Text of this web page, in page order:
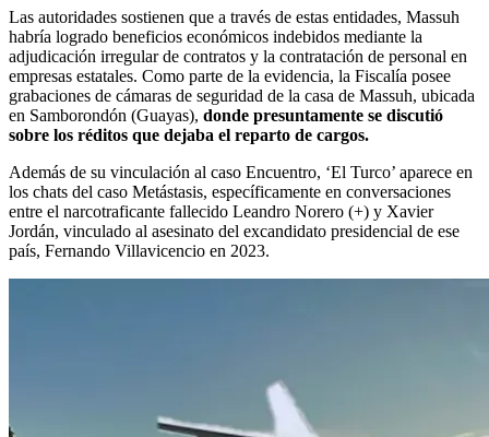
Las autoridades sostienen que a través de estas entidades, Massuh
habría logrado beneficios económicos indebidos mediante la
adjudicación irregular de contratos y la contratación de personal en
empresas estatales. Como parte de la evidencia, la Fiscalía posee
grabaciones de cámaras de seguridad de la casa de Massuh, ubicada
en Samborondón (Guayas), donde presuntamente se discutió
sobre los réditos que dejaba el reparto de cargos.
Además de su vinculación al caso Encuentro, ‘El Turco’ aparece en
los chats del caso Metástasis, específicamente en conversaciones
entre el narcotraficante fallecido Leandro Norero (+) y Xavier
Jordán, vinculado al asesinato del excandidato presidencial de ese
país, Fernando Villavicencio en 2023.